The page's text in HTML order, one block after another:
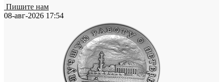
Пишите нам
08-авг-2026 17:54